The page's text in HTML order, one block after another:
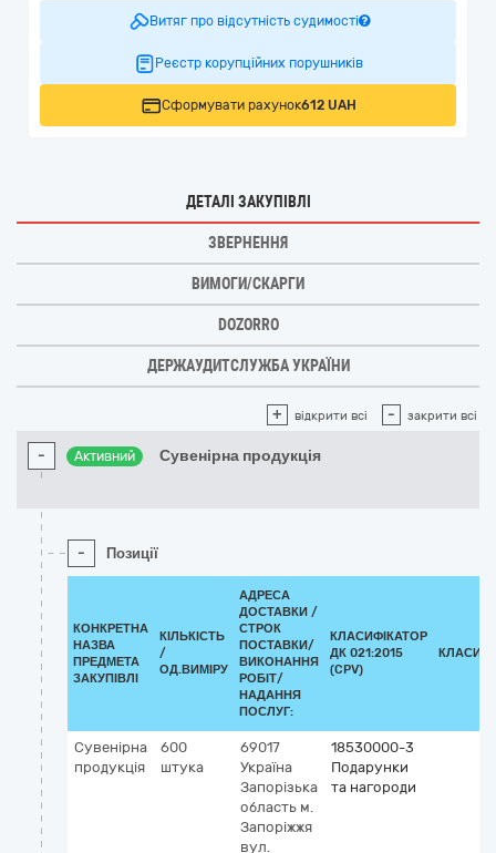
Витяг про відсутність судимості
Реєстр корупційних порушників
Сформувати рахунок612 UAH
ДЕТАЛІ ЗАКУПІВЛІ
ЗВЕРНЕННЯ
ВИМОГИ/СКАРГИ
DOZORRO
ДЕРЖАУДИТСЛУЖБА УКРАЇНИ
+ відкрити всі - закрити всі
- Активний Сувенірна продукція
- Позиції
КОНКРЕТНА
НАЗВА
ПРЕДМЕТА
ЗАКУПІВЛІ
КІЛЬКІСТЬ
/
ОД.ВИМІРУ
АДРЕСА
ДОСТАВКИ /
СТРОК
ПОСТАВКИ/
ВИКОНАННЯ
РОБІТ/
НАДАННЯ
ПОСЛУГ:
КЛАСИФІКАТОР
ДК 021:2015
(CPV)
Сувенірна
продукція
600
штука
69017
Україна
Запорізька
область м.
Запоріжжя
вул.
18530000-3
Подарунки
та нагороди